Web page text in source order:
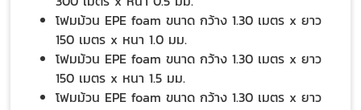
โฟมม้วน EPE foam ขนาด กว้าง 1.30 เมตร x ยาว
150 เมตร x หนา 1.0 มม.
โฟมม้วน EPE foam ขนาด กว้าง 1.30 เมตร x ยาว
150 เมตร x หนา 1.5 มม.
โฟมม้วน EPE foam ขนาด กว้าง 1.30 เมตร x ยาว